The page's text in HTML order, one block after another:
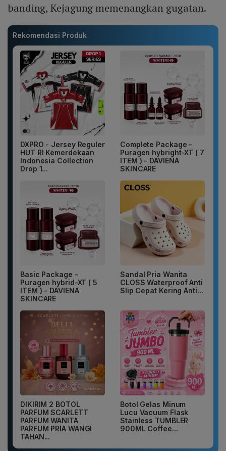
banding, Kejagung memenangkan gugatan.
Rekomendasi Produk
DXPRO - Jersey Reguler
HUT RI Kemerdekaan
Indonesia Collection
Drop 1...
Complete Package -
Puragen hybright-XT ( 7
ITEM ) - DAVIENA
SKINCARE
Basic Package -
Puragen hybrid-XT ( 5
ITEM ) - DAVIENA
SKINCARE
Sandal Pria Wanita
CLOSS Waterproof Anti
Slip Cepat Kering Anti...
DIKIRIM 2 BOTOL
PARFUM SCARLETT
PARFUM WANITA
PARFUM PRIA WANGI
TAHAN...
Botol Gelas Minum
Lucu Vacuum Flask
Stainless TUMBLER
900ML Coffee...